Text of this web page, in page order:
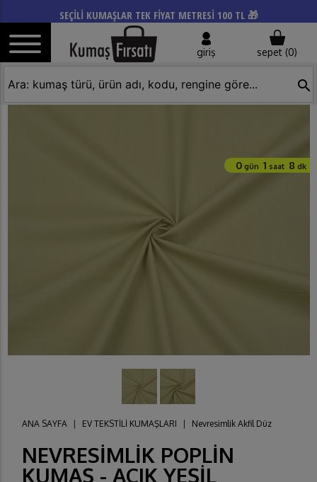
SEÇİLİ KUMAŞLAR TEK FİYAT METRESİ 100 TL 🎁
giriş sepet (0)
search
0gün 1 saat 8 dk
ANA SAYFA EV TEKSTİLİ KUMAŞLARI Nevresimlik Akfil Düz
NEVRESİMLİK POPLİN
KUMAŞ - AÇIK YEŞİL